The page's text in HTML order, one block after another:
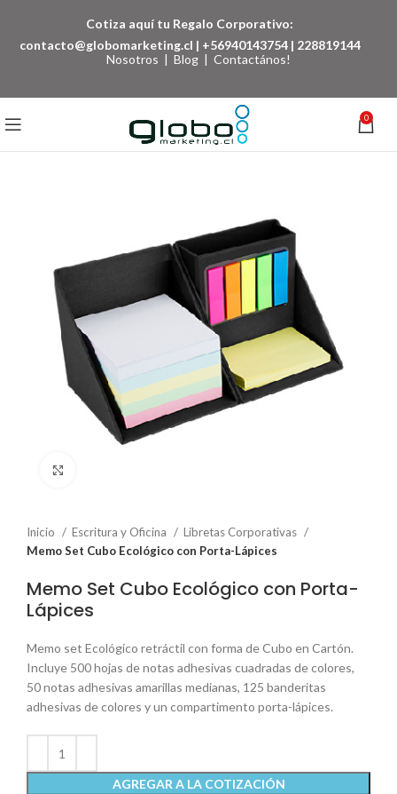
Cotiza aquí tu Regalo Corporativo:
contacto@globomarketing.cl | +56940143754 | 228819144
Nosotros | Blog | Contactános!
0
Inicio Escritura y Oficina
Libretas Corporativas
Memo Set Cubo Ecológico con Porta-Lápices
Memo Set Cubo Ecológico con Porta-
Lápices
Memo set Ecológico retráctil con forma de Cubo en Cartón.
Incluye 500 hojas de notas adhesivas cuadradas de colores,
50 notas adhesivas amarillas medianas, 125 banderitas
adhesivas de colores y un compartimento porta-lápices.
AGREGAR A LA COTIZACIÓN